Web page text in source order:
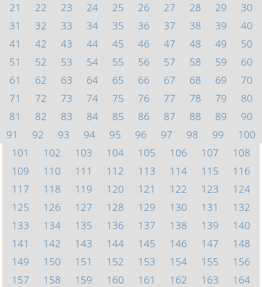
21
22 23 24 25 26 27 28 29
30
31
32 33 34 35 36 37 38 39
40
41
42 43 44 45 46 47 48 49
50
51
52 53 54 55 56 57 58 59
60
61
62 63 64 65 66 67 68 69
70
71
72 73 74 75 76 77 78 79
80
81
82 83 84 85 86 87 88 89
90
91
92 93 94 95 96 97 98 99
100
101
102 103 104 105 106 107
108
109
110 111 112 113 114 115
116
117
118 119 120 121 122 123
124
125
126 127 128 129 130 131
132
133
134 135 136 137 138 139
140
141
142 143 144 145 146 147
148
149
150 151 152 153 154 155
156
157
158 159 160 161 162 163
164